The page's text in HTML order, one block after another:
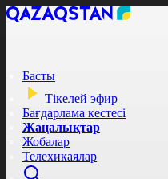
Басты
Тікелей эфир
Бағдарлама кестесі
Жаңалықтар
Жобалар
Телехикаялар